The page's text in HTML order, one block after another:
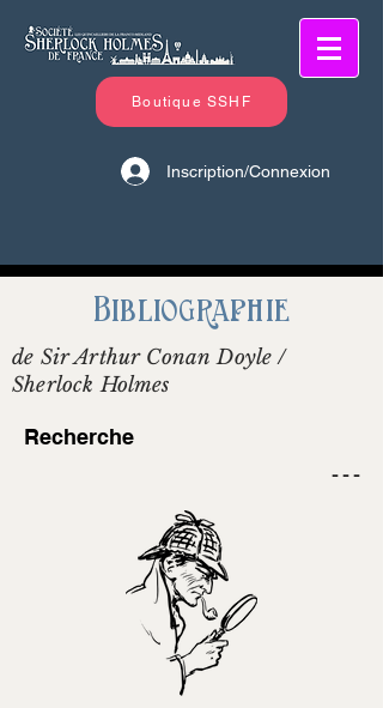
Boutique SSHF
Inscription/Connexion
Bibliographie
de Sir Arthur Conan Doyle /
Sherlock Holmes
Recherche
- - -